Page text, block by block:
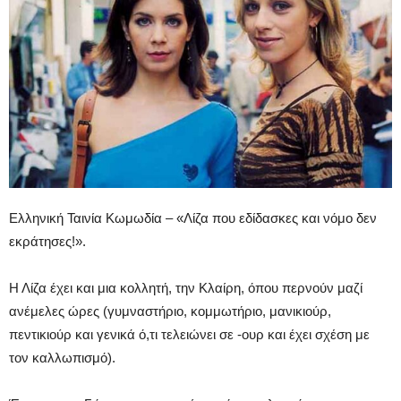
Ελληνική Ταινία Κωμωδία – «Λίζα που εδίδασκες και νόμο δεν
εκράτησες!».
Η Λίζα έχει και μια κολλητή, την Κλαίρη, όπου περνούν μαζί
ανέμελες ώρες (γυμναστήριο, κομμωτήριο, μανικιούρ,
πεντικιούρ και γενικά ό,τι τελειώνει σε -ουρ και έχει σχέση με
τον καλλωπισμό).